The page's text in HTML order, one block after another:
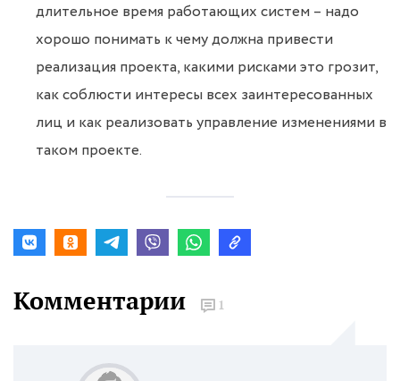
длительное время работающих систем – надо
хорошо понимать к чему должна привести
реализация проекта, какими рисками это грозит,
как соблюсти интересы всех заинтересованных
лиц и как реализовать управление изменениями в
таком проекте.
Комментарии 1